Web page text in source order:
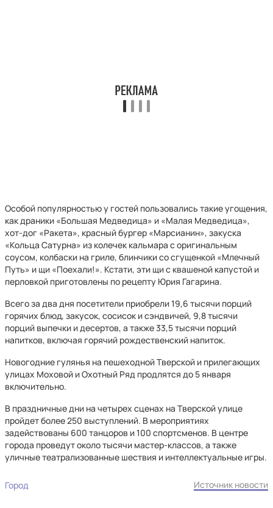
Особой популярностью у гостей пользовались такие угощения,
как драники «Большая Медведица» и «Малая Медведица»,
хот-дог «Ракета», красный бургер «Марсианин», закуска
«Кольца Сатурна» из колечек кальмара с оригинальным
соусом, колбаски на гриле, блинчики со сгущенкой «Млечный
Путь» и щи «Поехали!». Кстати, эти щи с квашеной капустой и
перловкой приготовлены по рецепту Юрия Гагарина.
Всего за два дня посетители приобрели 19,6 тысячи порций
горячих блюд, закусок, сосисок и сэндвичей, 9,8 тысячи
порций выпечки и десертов, а также 33,5 тысячи порций
напитков, включая горячий рождественский напиток.
Новогодние гулянья на пешеходной Тверской и прилегающих
улицах Моховой и Охотный Ряд продлятся до 5 января
включительно.
В праздничные дни на четырех сценах на Тверской улице
пройдет более 250 выступлений. В мероприятиях
задействованы 600 танцоров и 100 спортсменов. В центре
города проведут около тысячи мастер-классов, а также
уличные театрализованные шествия и интеллектуальные игры.
Город Источник новости